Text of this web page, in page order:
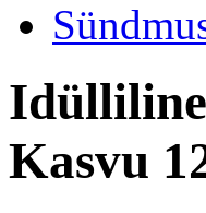
Kasvu